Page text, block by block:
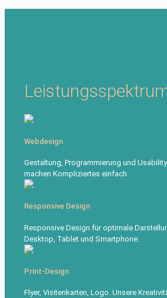
Webdesign
Gestaltung, Programmierung und
machen Kompliziertes einfach.
Responsive Design
Responsive Design für optimale
Desktop, Tablet und Smartphone.
Print-Design
Flyer, Visitenkarten, Logo. Unsere